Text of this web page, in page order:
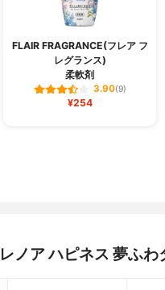
FLAIR FRAGRANCE(フレア フ
レグランス)
柔軟剤
3.90(9)
¥254
レノア ハピネス 夢ふ